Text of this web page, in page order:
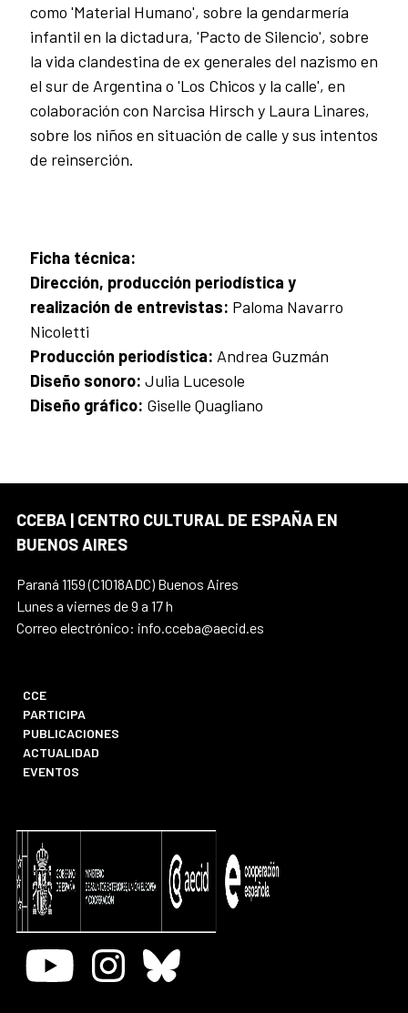
como 'Material Humano', sobre la gendarmería
infantil en la dictadura, 'Pacto de Silencio', sobre
la vida clandestina de ex generales del nazismo en
el sur de Argentina o 'Los Chicos y la calle', en
colaboración con Narcisa Hirsch y Laura Linares,
sobre los niños en situación de calle y sus intentos
de reinserción.
Ficha técnica:
Dirección, producción periodística y
realización de entrevistas: Paloma Navarro
Nicoletti
Producción periodística: Andrea Guzmán
Diseño sonoro: Julia Lucesole
Diseño gráfico: Giselle Quagliano
CCEBA | CENTRO CULTURAL DE ESPAÑA EN
BUENOS AIRES
Paraná 1159 (C1018ADC) Buenos Aires
Lunes a viernes de 9 a 17 h
Correo electrónico: info.cceba@aecid.es
CCE
PARTICIPA
PUBLICACIONES
ACTUALIDAD
EVENTOS
Youtube InstagramBluesky